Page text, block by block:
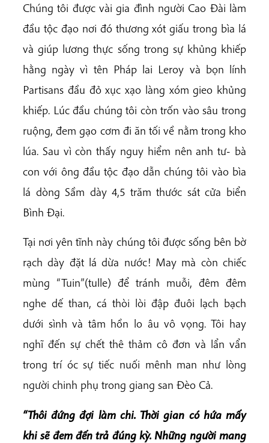
Chúng tôi được vài gia đình người Cao Đài làm
đầu tộc đạo nơi đó thương xót giấu trong bìa lá
và giúp lương thực sống trong sự khủng khiếp
hằng ngày vì tên Pháp lai Leroy và bọn lính
Partisans đầu đỏ xục xạo làng xóm gieo khủng
khiếp. Lúc đầu chúng tôi còn trốn vào sâu trong
ruộng, đem gạo cơm đi ăn tối về nằm trong kho
lúa. Sau vì còn thấy nguy hiểm nên anh tư- bà
con với ông đầu tộc đạo dẫn chúng tôi vào bìa
lá dòng Sầm dày 4,5 trăm thước sát cửa biển
Bình Đại.
Tại nơi yên tĩnh này chúng tôi được sống bên bờ
rạch dày đặt lá dừa nước! May mà còn chiếc
mùng “Tuin”(tulle) để tránh muỗi, đêm đêm
nghe dế than, cá thòi lòi đập đuôi lạch bạch
dưới sình và tâm hồn lo âu vô vọng. Tôi hay
nghĩ đến sự chết thê thảm cô đơn và lẩn vẩn
trong trí óc sự tiếc nuối mênh man như lòng
người chinh phụ trong giang san Đèo Cả.
“Thôi đứng đợi làm chi. Thời gian có hứa mấy
khi sẽ đem đến trả đúng kỳ. Những người mang